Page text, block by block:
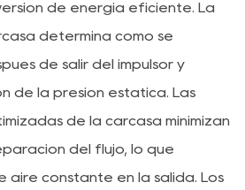
de energía eficiente. La
determina cómo se
de salir del impulsor y
de la presión estática. Las
de la carcasa minimizan
del flujo, lo que
aire constante en la salida. Los